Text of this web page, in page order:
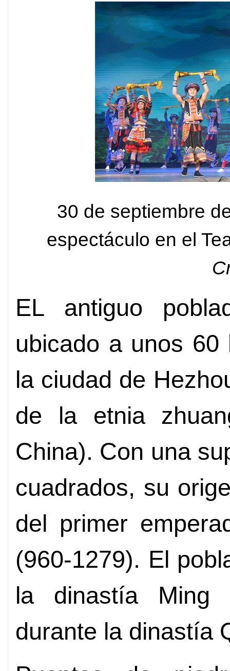
30 de septiembre
espectáculo en el
EL antiguo
ubicado a unos
la ciudad de
de la etnia
China). Con una
cuadrados, su
del primer
(960-1279). El
la dinastía Ming
durante la dinastía